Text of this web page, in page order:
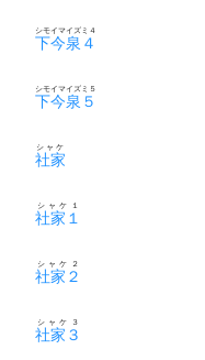
下今泉４
シモイマイズミ４
下今泉５
シモイマイズミ５
社家
シャケ
社家１
シャケ１
社家２
シャケ２
社家３
シャケ３